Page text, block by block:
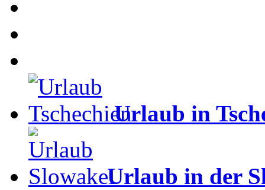
Urlaub in
Urlaub in der